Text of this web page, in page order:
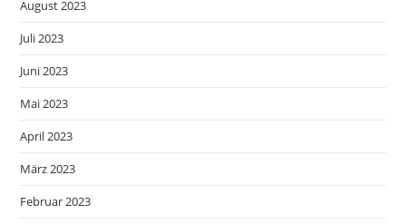
August 2023
Juli 2023
Juni 2023
Mai 2023
April 2023
März 2023
Februar 2023